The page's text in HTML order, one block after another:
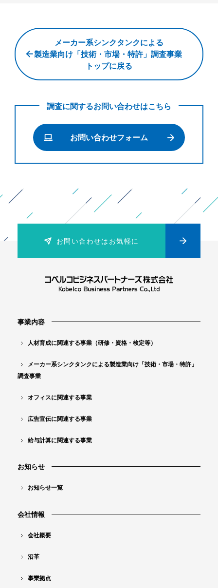
メ
ー
カ
シ
ク
に
造
「
・
市
場
許
調
査
業
コ
テ
ン
メーカー系シンクタンクによる
製造業向け「技術・市場・特許」調査事業
トップに戻る
調査に関するお問い合わせはこちら
お問い合わせフォーム
お問い合わせはお気軽に
事業内容
人材育成に関連する事業（研修・資格・検定等）
メーカー系シンクタンクによる製造業向け「技術・市場・特許」
調査事業
オフィスに関連する事業
広告宣伝に関連する事業
給与計算に関連する事業
お知らせ
お知らせ一覧
会社情報
会社概要
沿革
事業拠点